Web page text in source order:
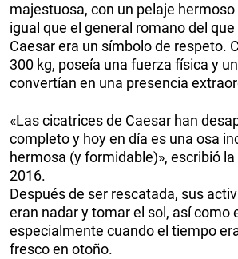
majestuosa, con un pelaje hermoso
igual que el general romano del
Caesar era un símbolo de respeto.
300 kg, poseía una fuerza física y
convertían en una presencia
«Las cicatrices de Caesar han
completo y hoy en día es una osa
hermosa (y formidable)», escribió
2016.
Después de ser rescatada, sus
eran nadar y tomar el sol, así como
especialmente cuando el tiempo
fresco en otoño.